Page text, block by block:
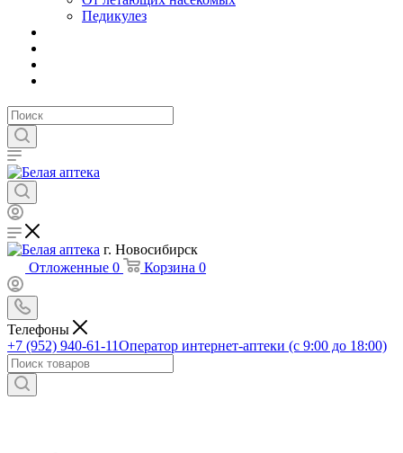
Педикулез
г. Новосибирск
Отложенные 0 Корзина 0
Телефоны
+7 (952) 940-61-11Оператор интернет-аптеки (с 9:00 до 18:00)